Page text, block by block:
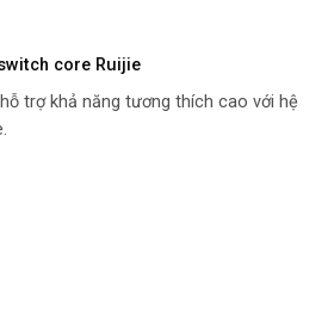
core Ruijie
hỗ trợ khả năng tương thích cao với hệ